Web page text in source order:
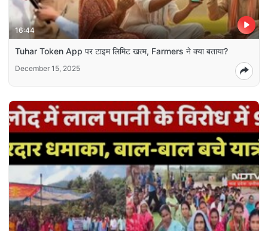
16:44
Tuhar Token App पर टाइम लिमिट खत्म, Farmers ने क्या बताया?
December 15, 2025